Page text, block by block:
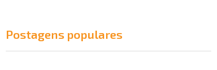
Postagens populares